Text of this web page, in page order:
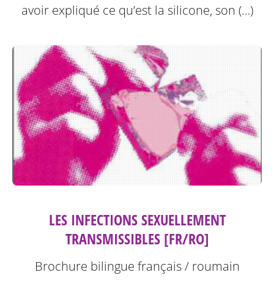
avoir expliqué ce qu’est la silicone, son (…)
LES INFECTIONS SEXUELLEMENT
TRANSMISSIBLES [FR/RO]
Brochure bilingue français / roumain